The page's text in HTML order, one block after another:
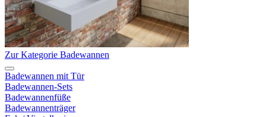
Zur Kategorie Badewannen
Badewannen mit Tür
Badewannen-Sets
Badewannenfüße
Badewannenträger